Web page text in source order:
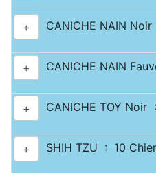
+ CANICHE NAIN
+ CANICHE NAIN
+ CANICHE TOY Noir
+ SHIH TZU : 10